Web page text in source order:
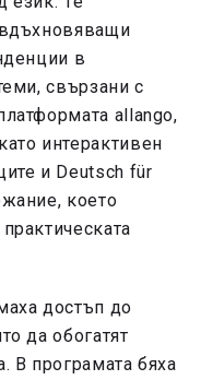
вдъхновяващи
в
свързани с
allango,
интерактивен
и Deutsch für
което
достъп до
да обогатят
В програмата бяха